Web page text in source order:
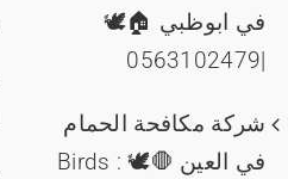
في ابوظبي 🏠🕊️
|0563102479
شركة مكافحة الحمام
في العين 🛑🕊️ : Birds